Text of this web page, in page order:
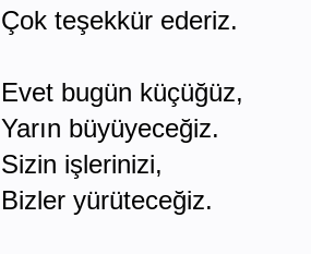
Çok teşekkür ederiz.
Evet bugün küçüğüz,
Yarın büyüyeceğiz.
Sizin işlerinizi,
Bizler yürüteceğiz.